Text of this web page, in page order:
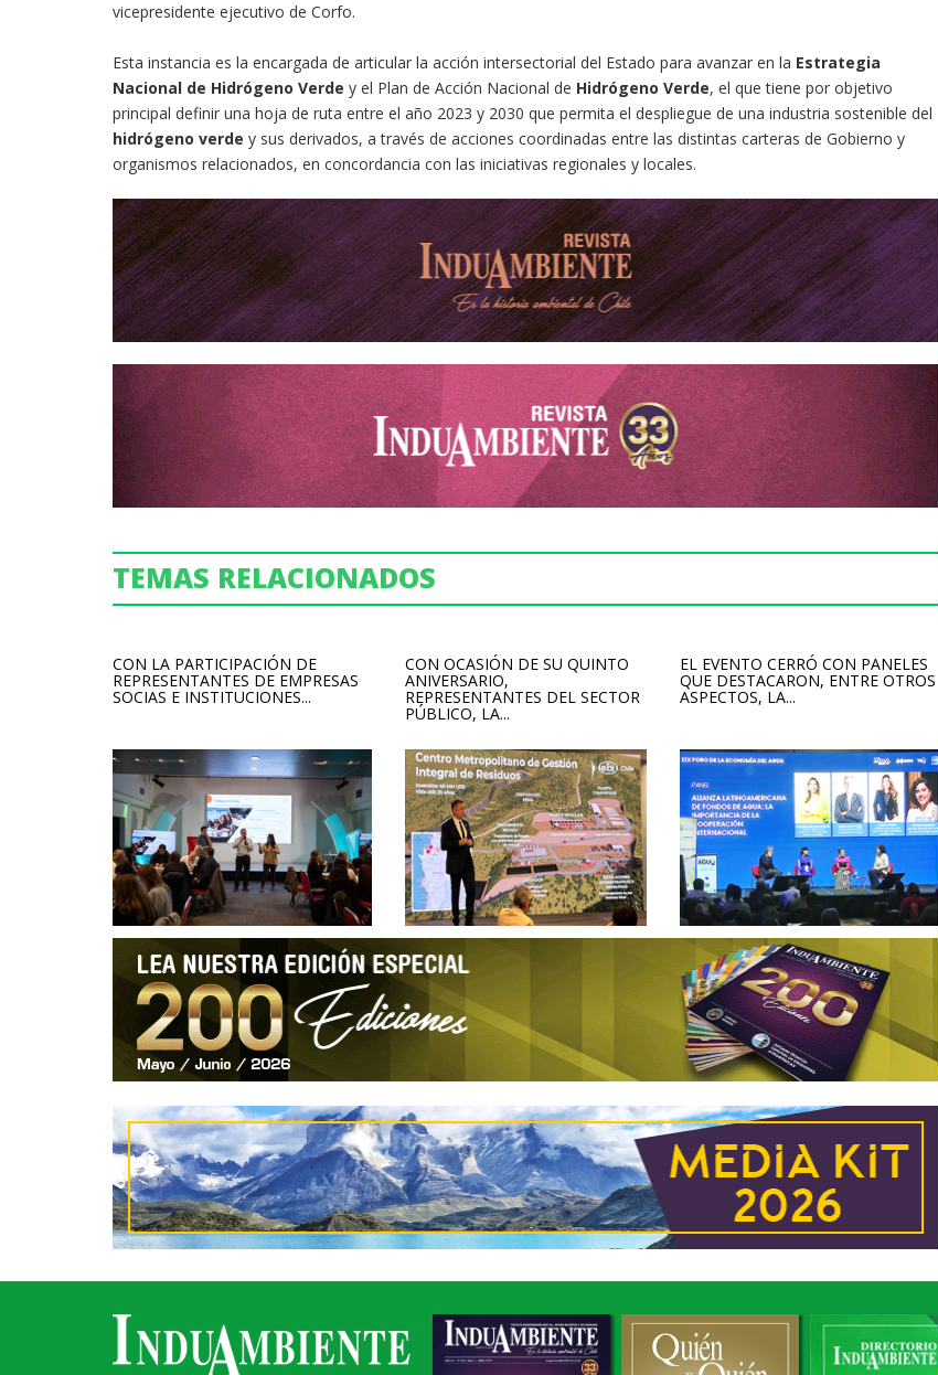
vicepresidente ejecutivo de Corfo.
Esta instancia es la encargada de articular la acción intersectorial del Estado para avanzar en la Estrategia
Nacional de Hidrógeno Verde y el Plan de Acción Nacional de Hidrógeno Verde, el que tiene por objetivo
principal definir una hoja de ruta entre el año 2023 y 2030 que permita el despliegue de una industria sostenible del
hidrógeno verde y sus derivados, a través de acciones coordinadas entre las distintas carteras de Gobierno y
organismos relacionados, en concordancia con las iniciativas regionales y locales.
TEMAS RELACIONADOS
CON LA PARTICIPACIÓN DE
REPRESENTANTES DE EMPRESAS
SOCIAS E INSTITUCIONES...
CON OCASIÓN DE SU QUINTO
ANIVERSARIO,
REPRESENTANTES DEL SECTOR
PÚBLICO, LA...
EL EVENTO CERRÓ CON PANELES
QUE DESTACARON, ENTRE OTROS
ASPECTOS, LA...